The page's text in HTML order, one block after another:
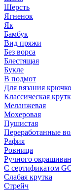
Шерсть
Ягненок
Як
Бамбук
Вид пряжи
Без ворса
Блестящая
Букле
В подмот
Для вязания
Классическая
Меланжевая
Мохеровая
Пушистая
Переработанные
Рафия
Ровница
Ручного
С сертификатом
Слабая крутка
Стрейч